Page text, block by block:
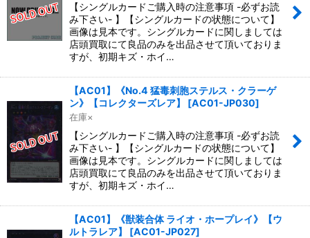
【シングルカードご購入時の注意事項 -必ずお読
み下さい- 】【シングルカードの状態について】
画像は見本です。シングルカードに関しましては
店頭買取にて良品のみを出品させて頂いておりま
すが、初期キズ・ホイ…
【AC01】《No.4 猛毒刺胞ステルス・クラーゲ
ン》【コレクターズレア】
[AC01-JP030]
在庫×
【シングルカードご購入時の注意事項 -必ずお読
み下さい- 】【シングルカードの状態について】
画像は見本です。シングルカードに関しましては
店頭買取にて良品のみを出品させて頂いておりま
すが、初期キズ・ホイ…
【AC01】《獣装合体 ライオ・ホープレイ》【ウ
ルトラレア】
[AC01-JP027]